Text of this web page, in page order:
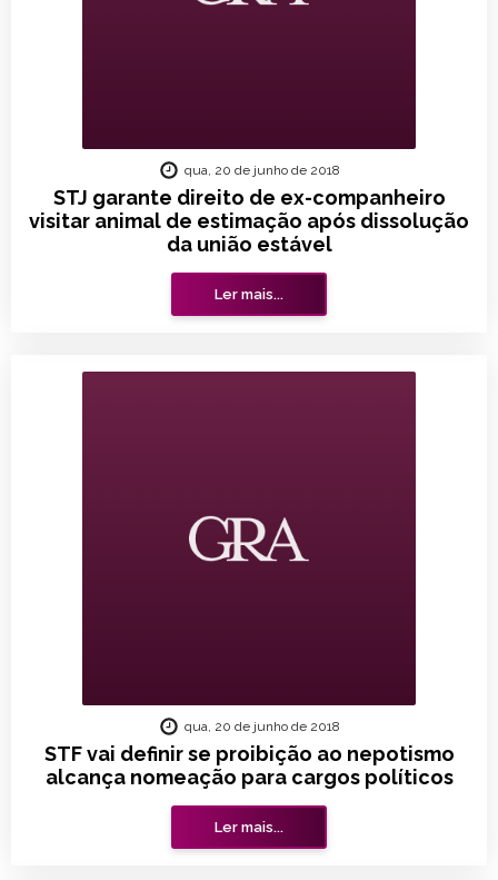
STJ garante direito de ex-companheiro
visitar animal de estimação após dissolução
da união estável
qua, 20 de junho de 2018
Ler mais...
STF vai definir se proibição ao nepotismo
alcança nomeação para cargos políticos
qua, 20 de junho de 2018
Ler mais...